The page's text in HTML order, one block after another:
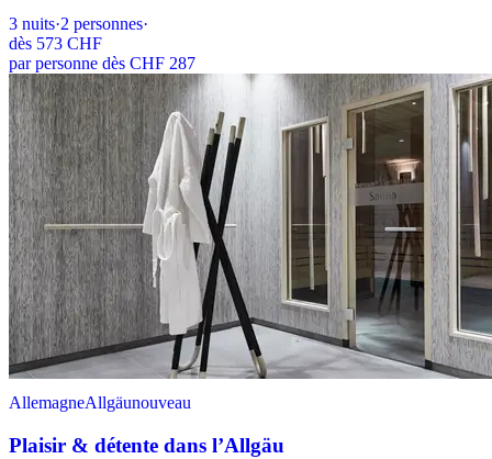
3 nuits·2 personnes·
dès 573 CHF
par personne dès CHF 287
AllemagneAllgäunouveau
Plaisir & détente dans l’Allgäu